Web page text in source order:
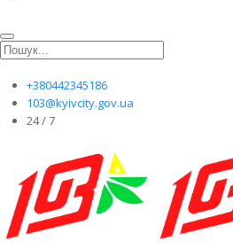
+380442345186
103@kyivcity.gov.ua
24 / 7